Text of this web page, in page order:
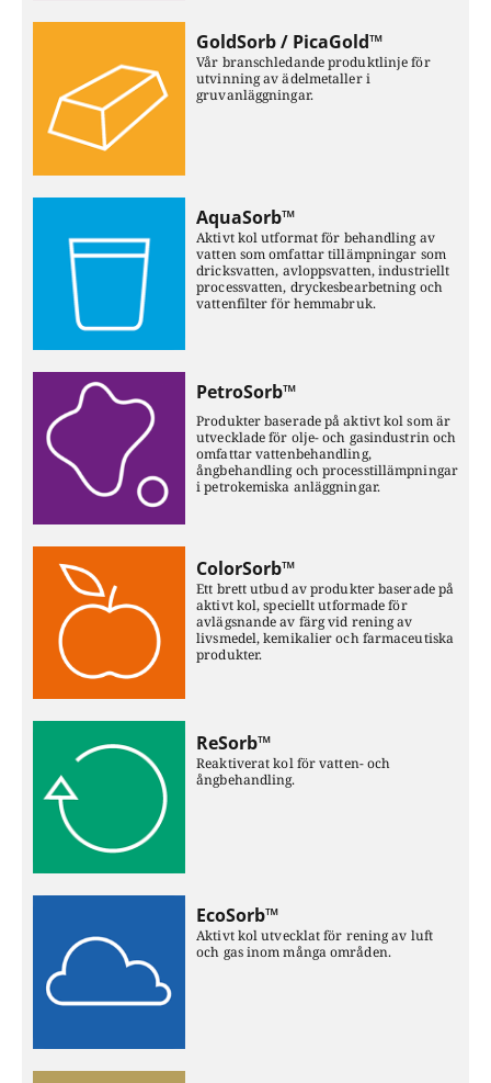
GoldSorb / PicaGold™
Vår branschledande produktlinje för
utvinning av ädelmetaller i
gruvanläggningar.
AquaSorb™
Aktivt kol utformat för behandling av
vatten som omfattar tillämpningar som
dricksvatten, avloppsvatten, industriellt
processvatten, dryckesbearbetning och
vattenfilter för hemmabruk.
PetroSorb™
Produkter baserade på aktivt kol som är
utvecklade för olje- och gasindustrin och
omfattar vattenbehandling,
ångbehandling och processtillämpningar
i petrokemiska anläggningar.
ColorSorb™
Ett brett utbud av produkter baserade på
aktivt kol, speciellt utformade för
avlägsnande av färg vid rening av
livsmedel, kemikalier och farmaceutiska
produkter.
ReSorb™
Reaktiverat kol för vatten- och
ångbehandling.
EcoSorb™
Aktivt kol utvecklat för rening av luft
och gas inom många områden.